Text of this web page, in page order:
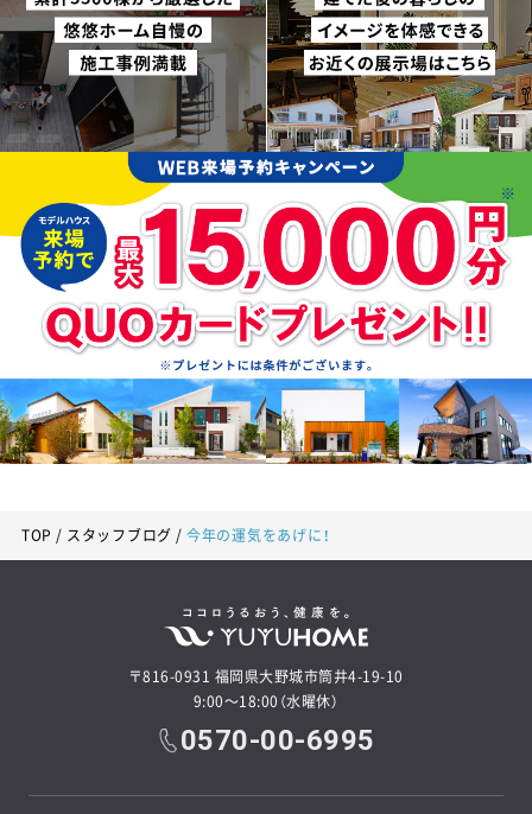
TOP スタッフブログ 今年の運気をあげに！
〒816-0931 福岡県大野城市筒井4-19-10
9:00～18:00（水曜休）
0570-00-6995